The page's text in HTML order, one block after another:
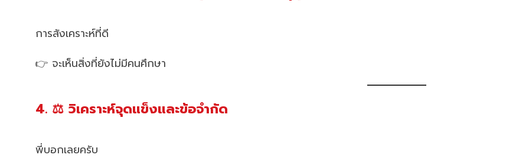
การสังเคราะห์ที่ดี
👉 จะเห็นสิ่งที่ยังไม่มีคนศึกษา
4. ⚖️ วิเคราะห์จุดแข็งและข้อจำกัด
พี่บอกเลยครับ